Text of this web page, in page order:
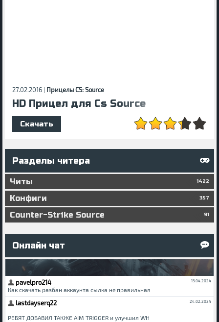
27.02.2016 | Прицелы CS: Source
HD Прицел для Cs Source
Скачать
Разделы читера
Читы 1422
Конфиги 357
Counter-Strike Source 91
Онлайн чат